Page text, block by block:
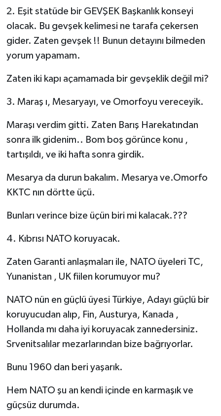
2. Eşit statüde bir GEVŞEK Başkanlık konseyi
olacak. Bu gevşek kelimesi ne tarafa çekersen
gider. Zaten gevşek !! Bunun detayını bilmeden
yorum yapamam.
Zaten iki kapı açamamada bir gevşeklik değil mi?
3. Maraş ı, Mesaryayı, ve Omorfoyu vereceyik.
Maraşı verdim gitti. Zaten Barış Harekatından
sonra ilk gidenim.. Bom boş görünce konu ,
tartışıldı, ve iki hafta sonra girdik.
Mesarya da durun bakalım. Mesarya ve.Omorfo
KKTC nın dörtte üçü.
Bunları verince bize üçün biri mi kalacak.???
4. Kıbrısı NATO koruyacak.
Zaten Garanti anlaşmaları ile, NATO üyeleri TC,
Yunanistan , UK fiilen korumuyor mu?
NATO nün en güçlü üyesi Türkiye, Adayı güçlü bir
koruyucudan alıp, Fin, Austurya, Kanada ,
Hollanda mı daha iyi koruyacak zannedersiniz.
Srvenitsalılar mezarlarından bize bağrıyorlar.
Bunu 1960 dan beri yaşarık.
Hem NATO şu an kendi içinde en karmaşık ve
güçsüz durumda.